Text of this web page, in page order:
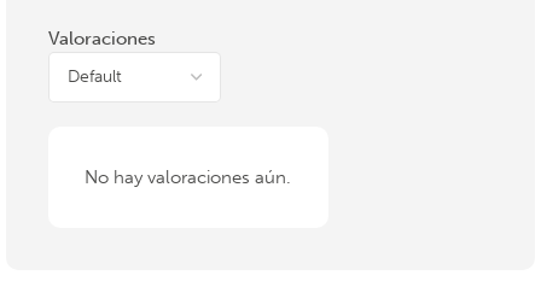
Valoraciones
No hay valoraciones aún.